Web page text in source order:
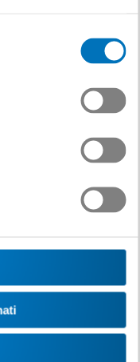
Oltre all’attività di